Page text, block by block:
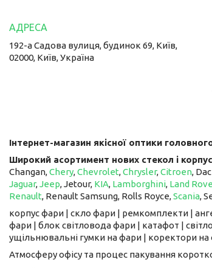
192-а Садова вулиця, будинок 69, Київ,
02000, Київ, Україна
Інтернет-магазин якісної оптики
Широкий асортимент нових стекол і
Changan,Chery,Chevrolet,Chrysler,Citroen,
Jaguar,Jeep, Jetour, ​​​​​​​ KIA, Lamborghini, Land
Renault, Renault Samsung, Rolls Royce,Scania,
корпус фари | скло фари | ремкомплекти |
фари | блок світловода фари | катафот |
ущільнювальні гумки на фари | коректори
Атмосферу офісу та процес пакування